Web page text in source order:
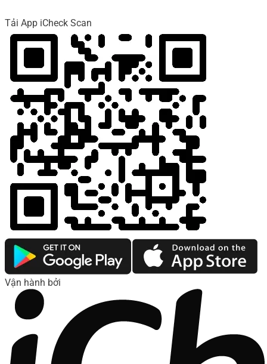
Tải App iCheck Scan
Vận hành bởi